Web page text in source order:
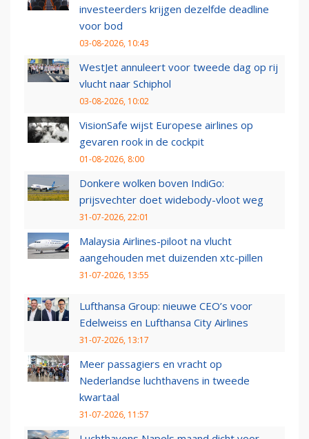
investeerders krijgen dezelfde deadline
voor bod
03-08-2026, 10:43
WestJet annuleert voor tweede dag op rij
vlucht naar Schiphol
03-08-2026, 10:02
VisionSafe wijst Europese airlines op
gevaren rook in de cockpit
01-08-2026, 8:00
Donkere wolken boven IndiGo:
prijsvechter doet widebody-vloot weg
31-07-2026, 22:01
Malaysia Airlines-piloot na vlucht
aangehouden met duizenden xtc-pillen
31-07-2026, 13:55
Lufthansa Group: nieuwe CEO’s voor
Edelweiss en Lufthansa City Airlines
31-07-2026, 13:17
Meer passagiers en vracht op
Nederlandse luchthavens in tweede
kwartaal
31-07-2026, 11:57